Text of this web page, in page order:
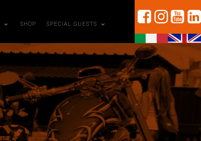
SHOP SPECIAL GUESTS